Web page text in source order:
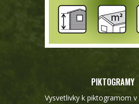
PIKTOGRAMY
Vysvetlivky k piktogramom v